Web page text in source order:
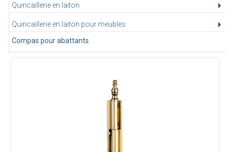
Quincaillerie en laiton
Quincaillerie en laiton pour meubles
Compas pour abattants